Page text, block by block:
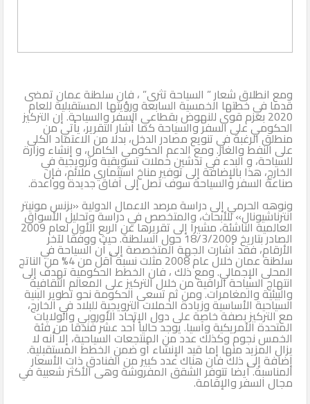
ومع انطلاق شعار ” السياحة تثرى” ، فان سلطنة عمان تمضى
قدما في خطتها الخمسية السابعة ورؤيتها المستقبلية للعام
2020 بعزم قوى للنهوض بقطاعي السفر والسياحة. إن التركيز
الحكومي على السفر والسياحة كما أشار التقرير، يأتي من
منطلق الرغبة في تنويع مصادر الدخل، بدلا من الاعتماد الكلى
على النفط والغاز. ومع الدعم الحكومي الكامل، و إنشاء وزارة
للسياحة، و البدء في تدشين حملات تسويقية وترويجية في
الخارج، هذا بالإضافة إلى توفير مناخ استثماري ملائم، فإن
صناعة السفر والسياحة سوف تصل إلى آفاق جديدة وواعدة.
ونوهه الحرمي إلى دراسة مرصد الاعمال الدولية «بزنس مونيتر
انترناشيونال» للأبحاث، والمتخصص في دراسة وتحليل الأسواق
العالمية الناشئة، مشيرا إلى تقريرها عن الربع الأول لعام 2009
الصادر بتاريخ 18/3/2009 حول السلطنة. حيث ووفقا لآخر
الأرقام، فقد أشارت الجهة المتخصصة إلى أن السياحة في
سلطنة عمان خلال عام 2008 مثلت نسبة أقل من 4% من الناتج
المحلى الإجمالي. ومع ذلك ، فان الخطط الحكومية تهدف إلى
انتهاج السياحة الراقية من خلال التركيز على المعالم الثقافية
والبيئية والمغامرات. ومن ثم تسعى الحكومة نحو تطوير البنية
السياحية الأساسية وزيادة الحملات الترويجية للبلاد في الخارج،
مع التركيز بصفة خاصة على دول الإتحاد الأوروبي والولايات
المتحدة الأمريكية وآسيا. يوجد حاليا أحد عشر فندقا من فئة
الخمس نجوم وكذلك عدد من المنتجعات السياحية، إلا أنه لا
يزال المزيد منها إما قيد الإنشاء أو ضمن الخطط المستقبلية.
إضافة إلى ذلك فان هناك عدد كبير من الفنادق ذات الأسعار
المناسبة. أيضا تتوفر الشقق المفروشة وهى الأكثر شعبية في
مجال السفر والإقامة.